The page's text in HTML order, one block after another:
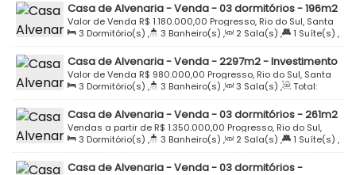
Casa de Alvenaria - Venda - 03 dormitórios - 196m2
- Semi Mobiliada - Progresso - Rio do Sul
R$ 1.180.000,00
Valor de Venda
Progresso, Rio do Sul, Santa
Catarina, Brasil
3 Dormitório(s) , 3 Banheiro(s) , 2 Sala(s) , 1 Suíte(s) ,
Total:196.03m² , 2 Vaga(s), Terreno: 509.20m²
Casa de Alvenaria - Venda - 2297m2 - Investimento
- Estrada São Bento - Progresso - Rio do Sul
R$ 980.000,00
Valor de Venda
Progresso, Rio do Sul, Santa
Catarina, Brasil
3 Dormitório(s) , 3 Banheiro(s) , 3 Sala(s) ,
Total:
308.92m², 2Vaga(s) , Terreno:2297.27m² ,
Fundos:
39.00m, Frente:39.00m, Lado Direito:58.77m,
Lado
Esquerdo: 58.77m
Casa de Alvenaria - Venda - 03 dormitórios - 261m2
- Semi Mobiliada - Progresso - Rio do Sul
R$ 1.350.000,00
Vendas a partir de
Progresso, Rio do Sul,
Santa Catarina, Brasil
3 Dormitório(s) , 3 Banheiro(s) , 2 Sala(s) , 1 Suíte(s) ,
Total:261.99m², 2Vaga(s) , Terreno:390.00m² ,
Fundos:13.00m, Frente:13.00m Lado Direito:30.00
Casa de Alvenaria - Venda - 03 dormitórios -